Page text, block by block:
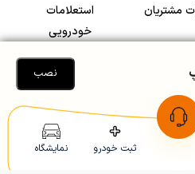
ثبت خودرو نمایشگاه
مشتریان
استعلامات
خودرویی
مشتریان
Copyright © 2005-2026
نصب